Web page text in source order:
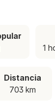
1
Distancia
703 km